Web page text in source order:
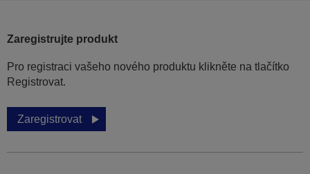
Zaregistrujte produkt
Pro registraci vašeho nového produktu klikněte na tlačítko
Registrovat.
Zaregistrovat